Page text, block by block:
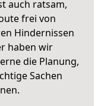
auch ratsam,
frei von
Hindernissen
haben wir
die Planung,
Sachen